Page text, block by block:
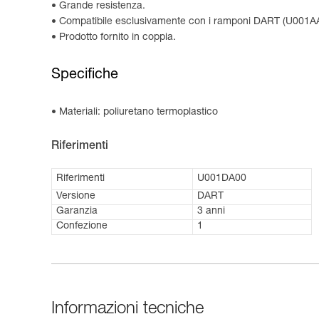
Grande resistenza.
Compatibile esclusivamente con i ramponi DART
Prodotto fornito in coppia.
Specifiche
Materiali: poliuretano termoplastico
Riferimenti
Riferimenti
U001DA00
Versione
DART
Garanzia
3 anni
Confezione
1
Informazioni tecniche